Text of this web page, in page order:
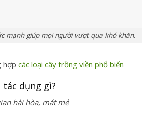
mạnh giúp mọi người vượt qua khó khăn.
hợp các loại cây trồng viền phổ biến​
tác dụng gì?
hài hòa, mát mẻ